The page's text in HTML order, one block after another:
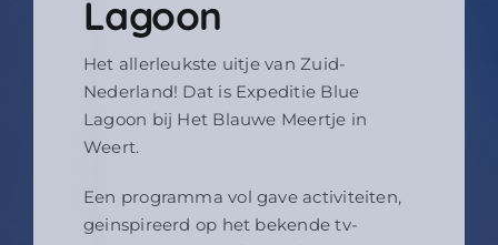
Lagoon
Het allerleukste uitje van Zuid-
Nederland! Dat is Expeditie Blue
Lagoon bij Het Blauwe Meertje in
Weert.
Een programma vol gave activiteiten,
geinspireerd op het bekende tv-